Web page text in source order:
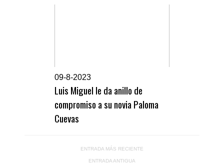
09-8-2023
Luis Miguel le da anillo de
compromiso a su novia Paloma
Cuevas
ENTRADA MÁS RECIENTE
ENTRADA ANTIGUA